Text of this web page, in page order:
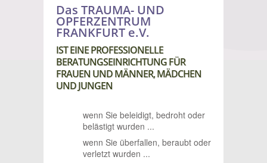
Das TRAUMA- UND
OPFERZENTRUM
FRANKFURT e.V.
IST EINE PROFESSIONELLE
BERATUNGSEINRICHTUNG FÜR
FRAUEN UND MÄNNER, MÄDCHEN
UND JUNGEN
wenn Sie beleidigt, bedroht oder
belästigt wurden ...
wenn Sie überfallen, beraubt oder
verletzt wurden ...